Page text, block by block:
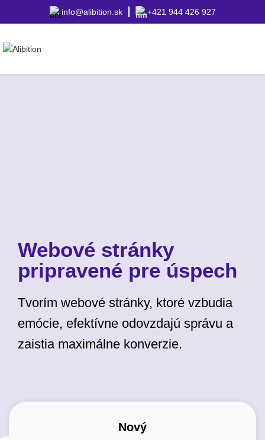
info@alibition.sk +421 944 426 927
Webové stránky
pripravené pre úspech
Tvorím webové stránky, ktoré vzbudia
emócie, efektívne odovzdajú správu a
zaistia maximálne konverzie.
Nový